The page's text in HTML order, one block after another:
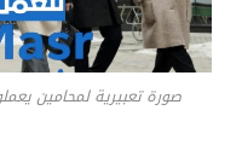
صورة تعبيرية لمحامين